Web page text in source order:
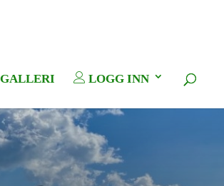
GALLERI LOGG INN